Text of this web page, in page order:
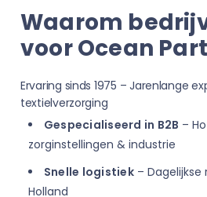
Waarom
voor Ocean
Ervaring sinds 1975 – Jarenlange
textielverzorging
Gespecialiseerd in B2B –
zorginstellingen & industrie
Snelle logistiek– Dagelijkse
Holland